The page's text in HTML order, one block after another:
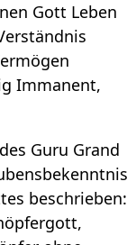
Gott Leben
Immanent,
Guru Grand
beschrieben: